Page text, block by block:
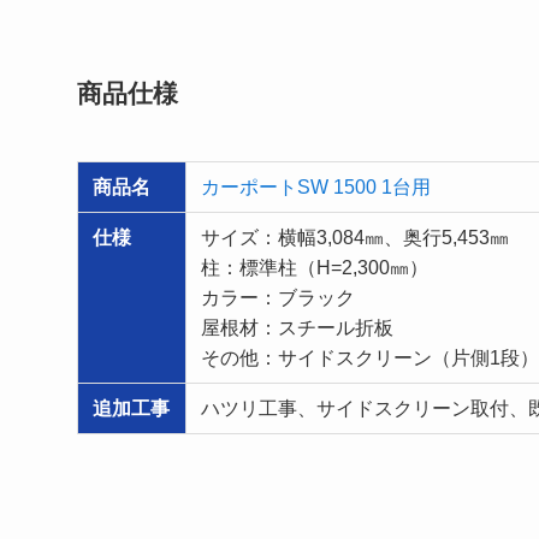
商品仕様
商品名 カーポートSW 1500 1台用
仕様
サイズ：横幅3,084㎜、奥行5,453㎜
柱：標準柱（H=2,300㎜）
カラー：ブラック
屋根材：スチール折板
その他：サイドスクリーン（片側1段）
追加工事 ハツリ工事、サイドスクリーン取付、